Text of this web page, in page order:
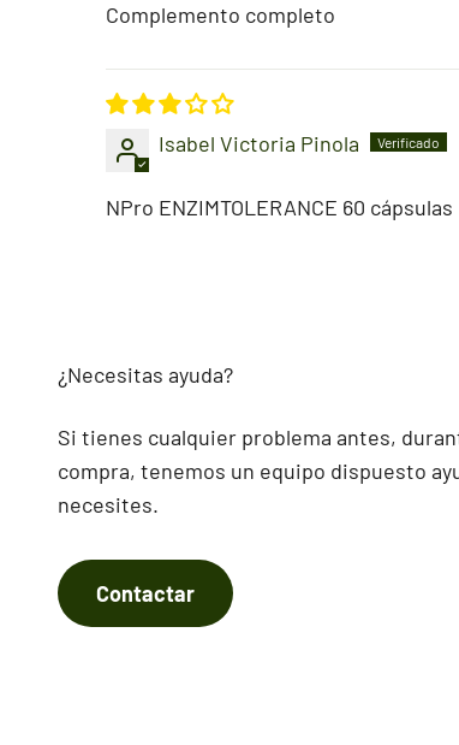
Complemento completo
Isabel Victoria Pinola
NPro ENZIMTOLERANCE 60 cápsulas
¿Necesitas ayuda?
Si tienes cualquier problema antes,
compra, tenemos un equipo dispuesto
necesites.
Contactar